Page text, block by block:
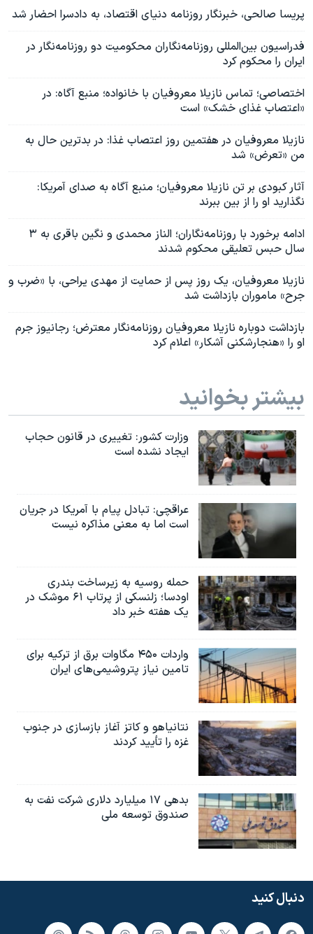
پریسا صالحی، خبرنگار روزنامه دنیای اقتصاد، به دادسرا احضار شد
فدراسیون بین‌المللی روزنامه‌نگاران محکومیت دو روزنامه‌نگار در
ایران را محکوم کرد
اختصاصی؛ تماس نازیلا معروفیان با خانواده؛ منبع آگاه: در
«اعتصاب غذای خشک» است
نازیلا معروفیان در هفتمین روز اعتصاب غذا: در بدترین حال به
من «تعرض» شد
آثار کبودی بر تن نازیلا معروفیان؛ منبع آگاه به صدای آمریکا:
نگذارید او را از بین ببرند
ادامه برخورد با روزنامه‌نگاران؛ الناز محمدی و نگین باقری به ۳
سال حبس تعلیقی محکوم شدند
نازیلا معروفیان، یک روز پس از حمایت از مهدی یراحی، با «ضرب و
جرح» ماموران بازداشت شد
بازداشت دوباره نازیلا معروفیان روزنامه‌نگار معترض؛ رجانیوز جرم
او را «هنجارشکنی آشکار» اعلام کرد
بیشتر بخوانید
وزارت کشور: تغییری در قانون حجاب
ایجاد نشده است
عراقچی: تبادل پیام با آمریکا در جریان
است اما به معنی مذاکره نیست
حمله روسیه به زیرساخت بندری
اودسا؛ زلنسکی از پرتاب ۶۱ موشک در
یک هفته خبر داد
واردات ۴۵۰ مگاوات برق از ترکیه برای
تامین نیاز پتروشیمی‌های ایران
نتانیاهو و کاتز آغاز بازسازی در جنوب
غزه را تأیید کردند
بدهی ۱۷ میلیارد دلاری شرکت نفت به
صندوق توسعه ملی
دنبال کنید